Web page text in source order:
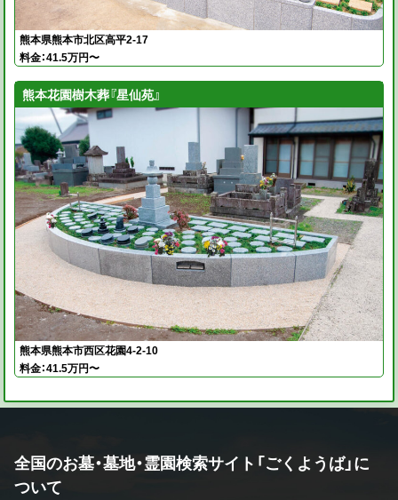
熊本県熊本市北区高平2-17
料金：41.5万円〜
熊本花園樹木葬『星仙苑』
熊本県熊本市西区花園4-2-10
料金：41.5万円〜
全国のお墓・墓地・霊園検索サイト「ごくようば」に
ついて